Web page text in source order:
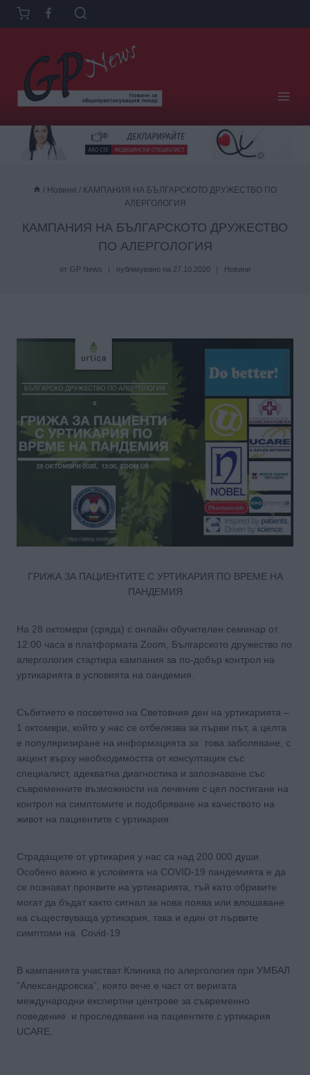
Към
съдържанието
/ Новини / КАМПАНИЯ НА БЪЛГАРСКОТО ДРУЖЕСТВО ПО
АЛЕРГОЛОГИЯ
КАМПАНИЯ НА БЪЛГАРСКОТО ДРУЖЕСТВО
ПО АЛЕРГОЛОГИЯ
от GP News публикувано на 27.10.2020 Новини
ГРИЖА ЗА ПАЦИЕНТИТЕ С УРТИКАРИЯ ПО ВРЕМЕ НА
ПАНДЕМИЯ
На 28 октомври (сряда) с онлайн обучителен семинар от
12:00 часа в платформата Zoom, Българското дружество по
алергология стартира кампания за по-добър контрол на
уртикарията в условията на пандемия.
Събитието е посветено на Световния ден на уртикарията –
1 октомври, който у нас се отбелязва за първи път, а целта
е популяризиране на информацията за това заболяване, с
акцент върху необходимостта от консултация със
специалист, адекватна диагностика и запознаване със
съвременните възможности на лечение с цел постигане на
контрол на симптомите и подобряване на качеството на
живот на пациентите с уртикария.
Страдащите от уртикария у нас са над 200 000 души.
Особено важно в условията на COVID-19 пандемията е да
се познават проявите на уртикарията, тъй като обривите
могат да бъдат както сигнал за нова поява или влошаване
на съществуваща уртикария, така и един от първите
симптоми на Covid-19.
В кампанията участват Клиника по алергология при УМБАЛ
”Александровска”, която вече е част от веригата
международни експертни центрове за съвременно
поведение и проследяване на пациентите с уртикария
UCARE,